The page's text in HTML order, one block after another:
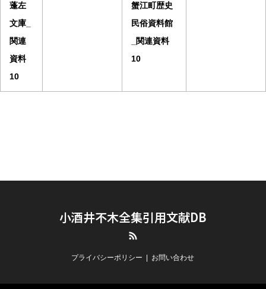
蓬左
文庫_
関連
資料
10
蟹江町歴史
民俗資料館
_関連資料
10
小酒井不木全集引用文献DB
プライバシーポリシー お問い合わせ